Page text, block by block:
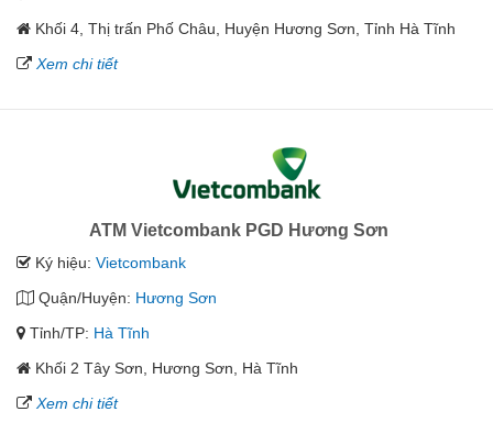
Khối 4, Thị trấn Phố Châu, Huyện Hương Sơn, Tỉnh Hà Tĩnh
Xem chi tiết
ATM Vietcombank PGD Hương Sơn
Ký hiệu: Vietcombank
Quận/Huyện: Hương Sơn
Tỉnh/TP: Hà Tĩnh
Khối 2 Tây Sơn, Hương Sơn, Hà Tĩnh
Xem chi tiết